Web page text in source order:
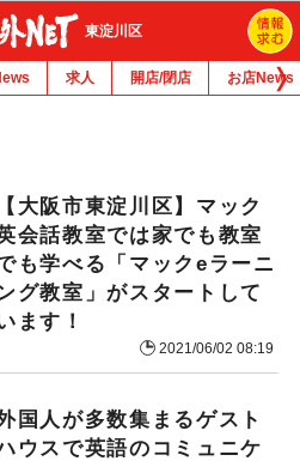
東淀川区
求人 開店/閉店 お店News
【大阪市東淀川区】マック
会話教室では家でも教室
も学べる「マックeラーニ
グ教室」がスタートして
ます！
2021/06/02 08:19
国人が多数集まるゲスト
ウスで英語のコミュニケ